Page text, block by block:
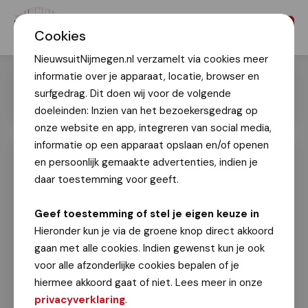
Cookies
NieuwsuitNijmegen.nl verzamelt via cookies meer
informatie over je apparaat, locatie, browser en
surfgedrag. Dit doen wij voor de volgende
doeleinden: Inzien van het bezoekersgedrag op
onze website en app, integreren van social media,
informatie op een apparaat opslaan en/of openen
en persoonlijk gemaakte advertenties, indien je
daar toestemming voor geeft.
Geef toestemming of stel je eigen keuze in
Hieronder kun je via de groene knop direct akkoord
gaan met alle cookies. Indien gewenst kun je ook
voor alle afzonderlijke cookies bepalen of je
hiermee akkoord gaat of niet. Lees meer in onze
privacyverklaring.
FestiviTIJD voor buren 2023 op
zondag 3 september supergezellig!
3 september 2023
Tijdens FestiviTIJD voor buren op zondag 3
september 2023 op park Malderborgh in Hatert kon
van 11.00-16.00 uur genoten worden van livemuziek